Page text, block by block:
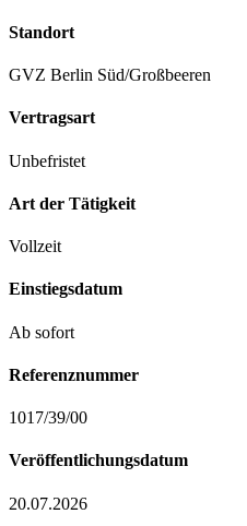
Standort
GVZ Berlin Süd/Großbeeren
Vertragsart
Unbefristet
Art der Tätigkeit
Vollzeit
Einstiegsdatum
Ab sofort
Referenznummer
1017/39/00
Veröffentlichungsdatum
20.07.2026